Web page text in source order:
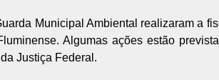
Municipal Ambiental realizaram a
Algumas ações estão
Justiça Federal.